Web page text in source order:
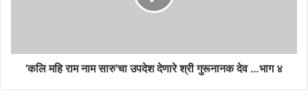
'कलि महि राम नाम सारु'चा उपदेश देणारे श्री गुरूनानक देव …भाग ४